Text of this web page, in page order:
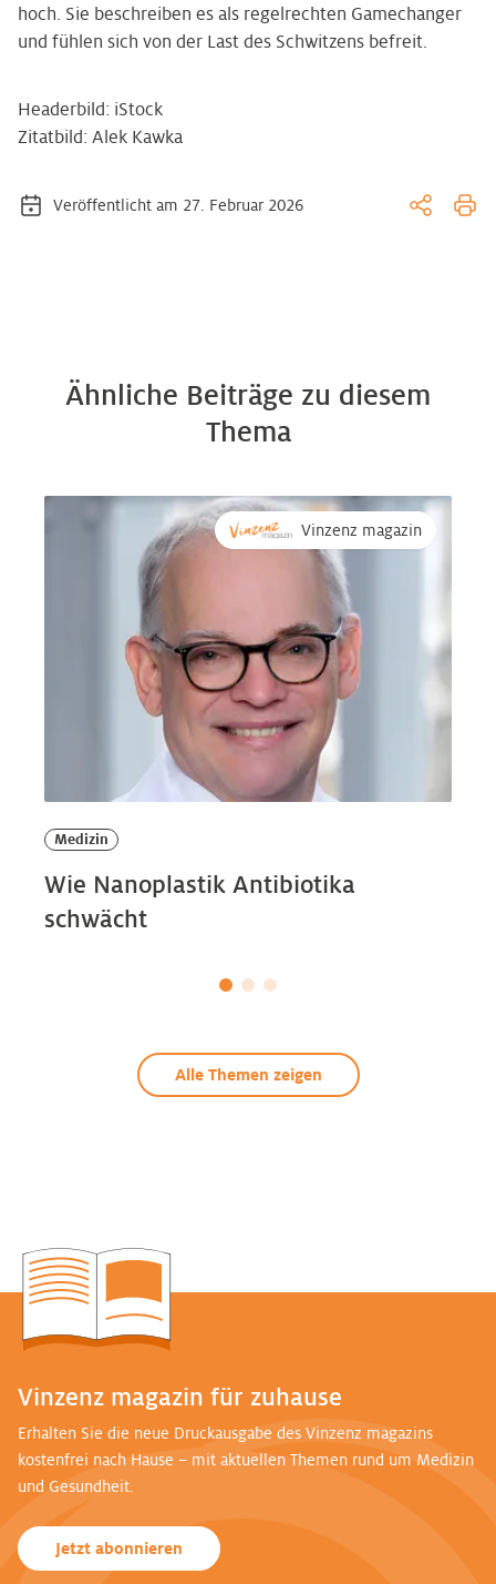
hoch. Sie beschreiben es als regelrechten Gamechanger
und fühlen sich von der Last des Schwitzens befreit.
Headerbild: iStock
Zitatbild: Alek Kawka
Veröffentlicht am 27. Februar 2026
Ähnliche Beiträge zu diesem
Thema
Vinzenz magazin
Medizin
Wie Nanoplastik Antibiotika
schwächt
Alle Themen zeigen
Vinzenz magazin für zuhause
Erhalten Sie die neue Druckausgabe des Vinzenz magazins
kostenfrei nach Hause – mit aktuellen Themen rund um Medizin
und Gesundheit.
Jetzt abonnieren